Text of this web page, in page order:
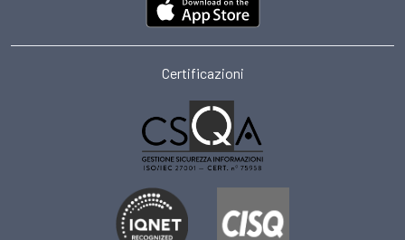
Certificazioni